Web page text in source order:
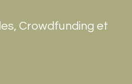
Crowdfunding et